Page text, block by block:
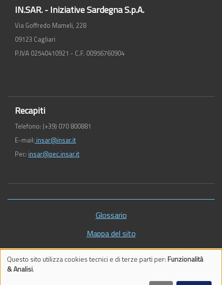
IN.SAR. - Iniziative Sardegna S.p.A.
Via Goffredo Mameli, 228
09123 Cagliari
P.IVA 02540410921 - C.F. 00956760904
Recapiti
Telefono: (+39) 070 800881
E-mail: insar@insar.it
Pec: insar@pec.insar.it
pagina
Glossario
Mappa del sito
Vecchio sito
Trattamento
Questo sito utilizza cookies tecnici e di terze parti per:Funzionalità
& Analisi.